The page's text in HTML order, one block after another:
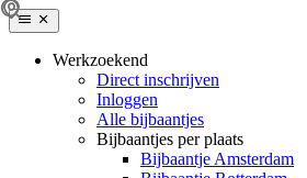
Werkzoekend
Direct inschrijven
Inloggen
Alle bijbaantjes
Bijbaantjes per plaats
Bijbaantje Amsterdam